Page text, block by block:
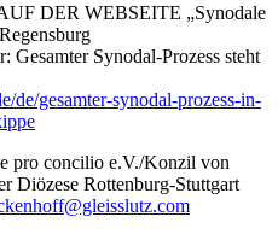
DER WEBSEITE „Synodale
Synodal-Prozess steht
de/gesamter-synodal-prozess-in-
pro concilio e.V./Konzil von
Diözese Rottenburg-Stuttgart